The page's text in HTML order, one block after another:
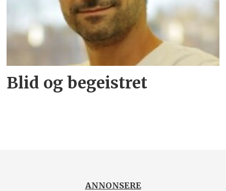
Blid og begeistret
ANNONSERE